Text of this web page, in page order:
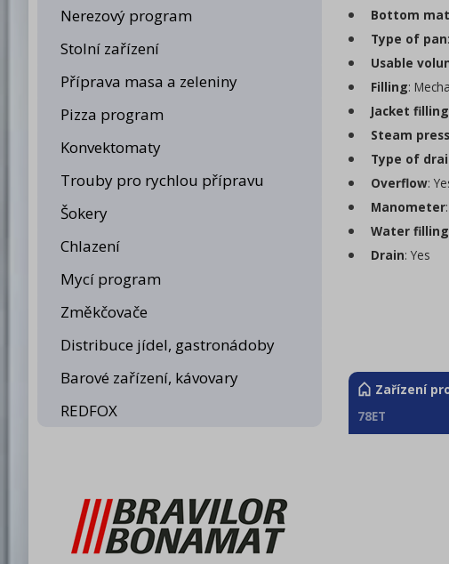
Nerezový program
Stolní zařízení
Příprava masa a zeleniny
Pizza program
Konvektomaty
Trouby pro rychlou přípravu
Šokery
Chlazení
Mycí program
Změkčovače
Distribuce jídel, gastronádoby
Barové zařízení, kávovary
REDFOX
Bottom
Type of pan
Usable
Filling:
Jacket filling
Steam
Type of
Overflow:
Manometer
Water
Drain: Yes
Zařízení
78ET